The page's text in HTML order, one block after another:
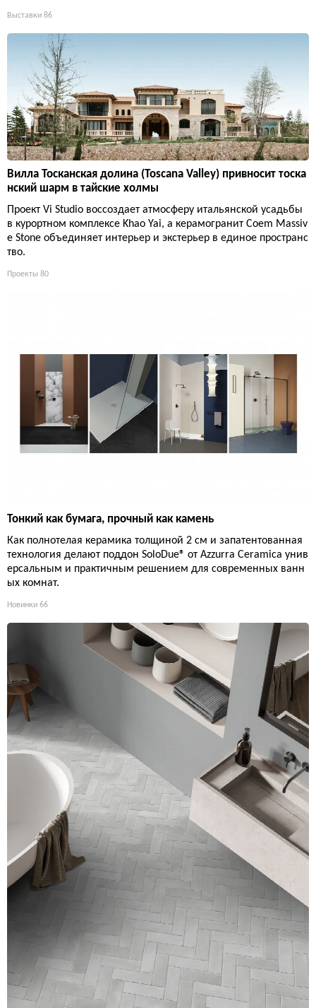
Выставки 86
Вилла Тосканская долина (Toscana Valley) привносит тоска
нский шарм в тайские холмы
Проект Vi Studio воссоздает атмосферу итальянской усадьбы
в курортном комплексе Khao Yai, а керамогранит Coem Massiv
e Stone объединяет интерьер и экстерьер в единое пространс
тво.
Проекты 80
Тонкий как бумага, прочный как камень
Как полнотелая керамика толщиной 2 см и запатентованная
технология делают поддон SoloDue® от Azzurra Ceramica унив
ерсальным и практичным решением для современных ванн
ых комнат.
Новинки 66